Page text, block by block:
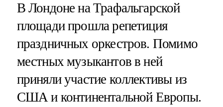
В Лондоне на Трафальгарской
площади прошла репетиция
праздничных оркестров. Помимо
местных музыкантов в ней
приняли участие коллективы из
США и континентальной Европы.